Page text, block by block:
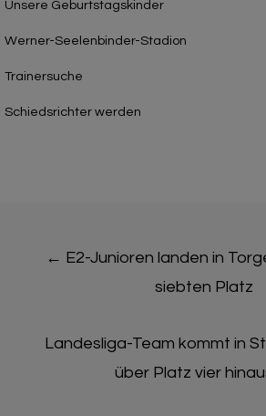
Unsere Geburtstagskinder
Werner-Seelenbinder-Stadion
Trainersuche
Schiedsrichter werden
Post
← E2-Junioren landen in
siebten Platz
Landesliga-Team kommt in
über Platz vier